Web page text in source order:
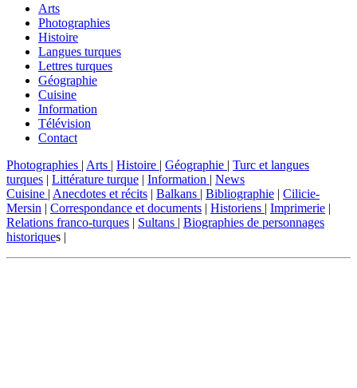
Arts
Photographies
Histoire
Langues turques
Lettres turques
Géographie
Cuisine
Information
Télévision
Contact
Photographies | Arts | Histoire | Géographie | Turc et langues
turques | Littérature turque | Information | News
Cuisine | Anecdotes et récits | Balkans | Bibliographie | Cilicie-
Mersin | Correspondance et documents | Historiens | Imprimerie |
Relations franco-turques | Sultans | Biographies de personnages
historiques |